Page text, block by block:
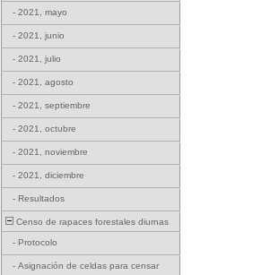
- 2021, mayo
- 2021, junio
- 2021, julio
- 2021, agosto
- 2021, septiembre
- 2021, octubre
- 2021, noviembre
- 2021, diciembre
- Resultados
Censo de rapaces forestales diurnas
- Protocolo
- Asignación de celdas para censar